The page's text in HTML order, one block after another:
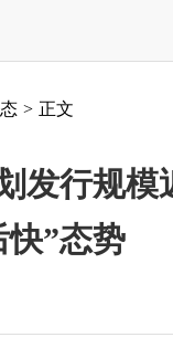
> 正文
发行规模
”态势